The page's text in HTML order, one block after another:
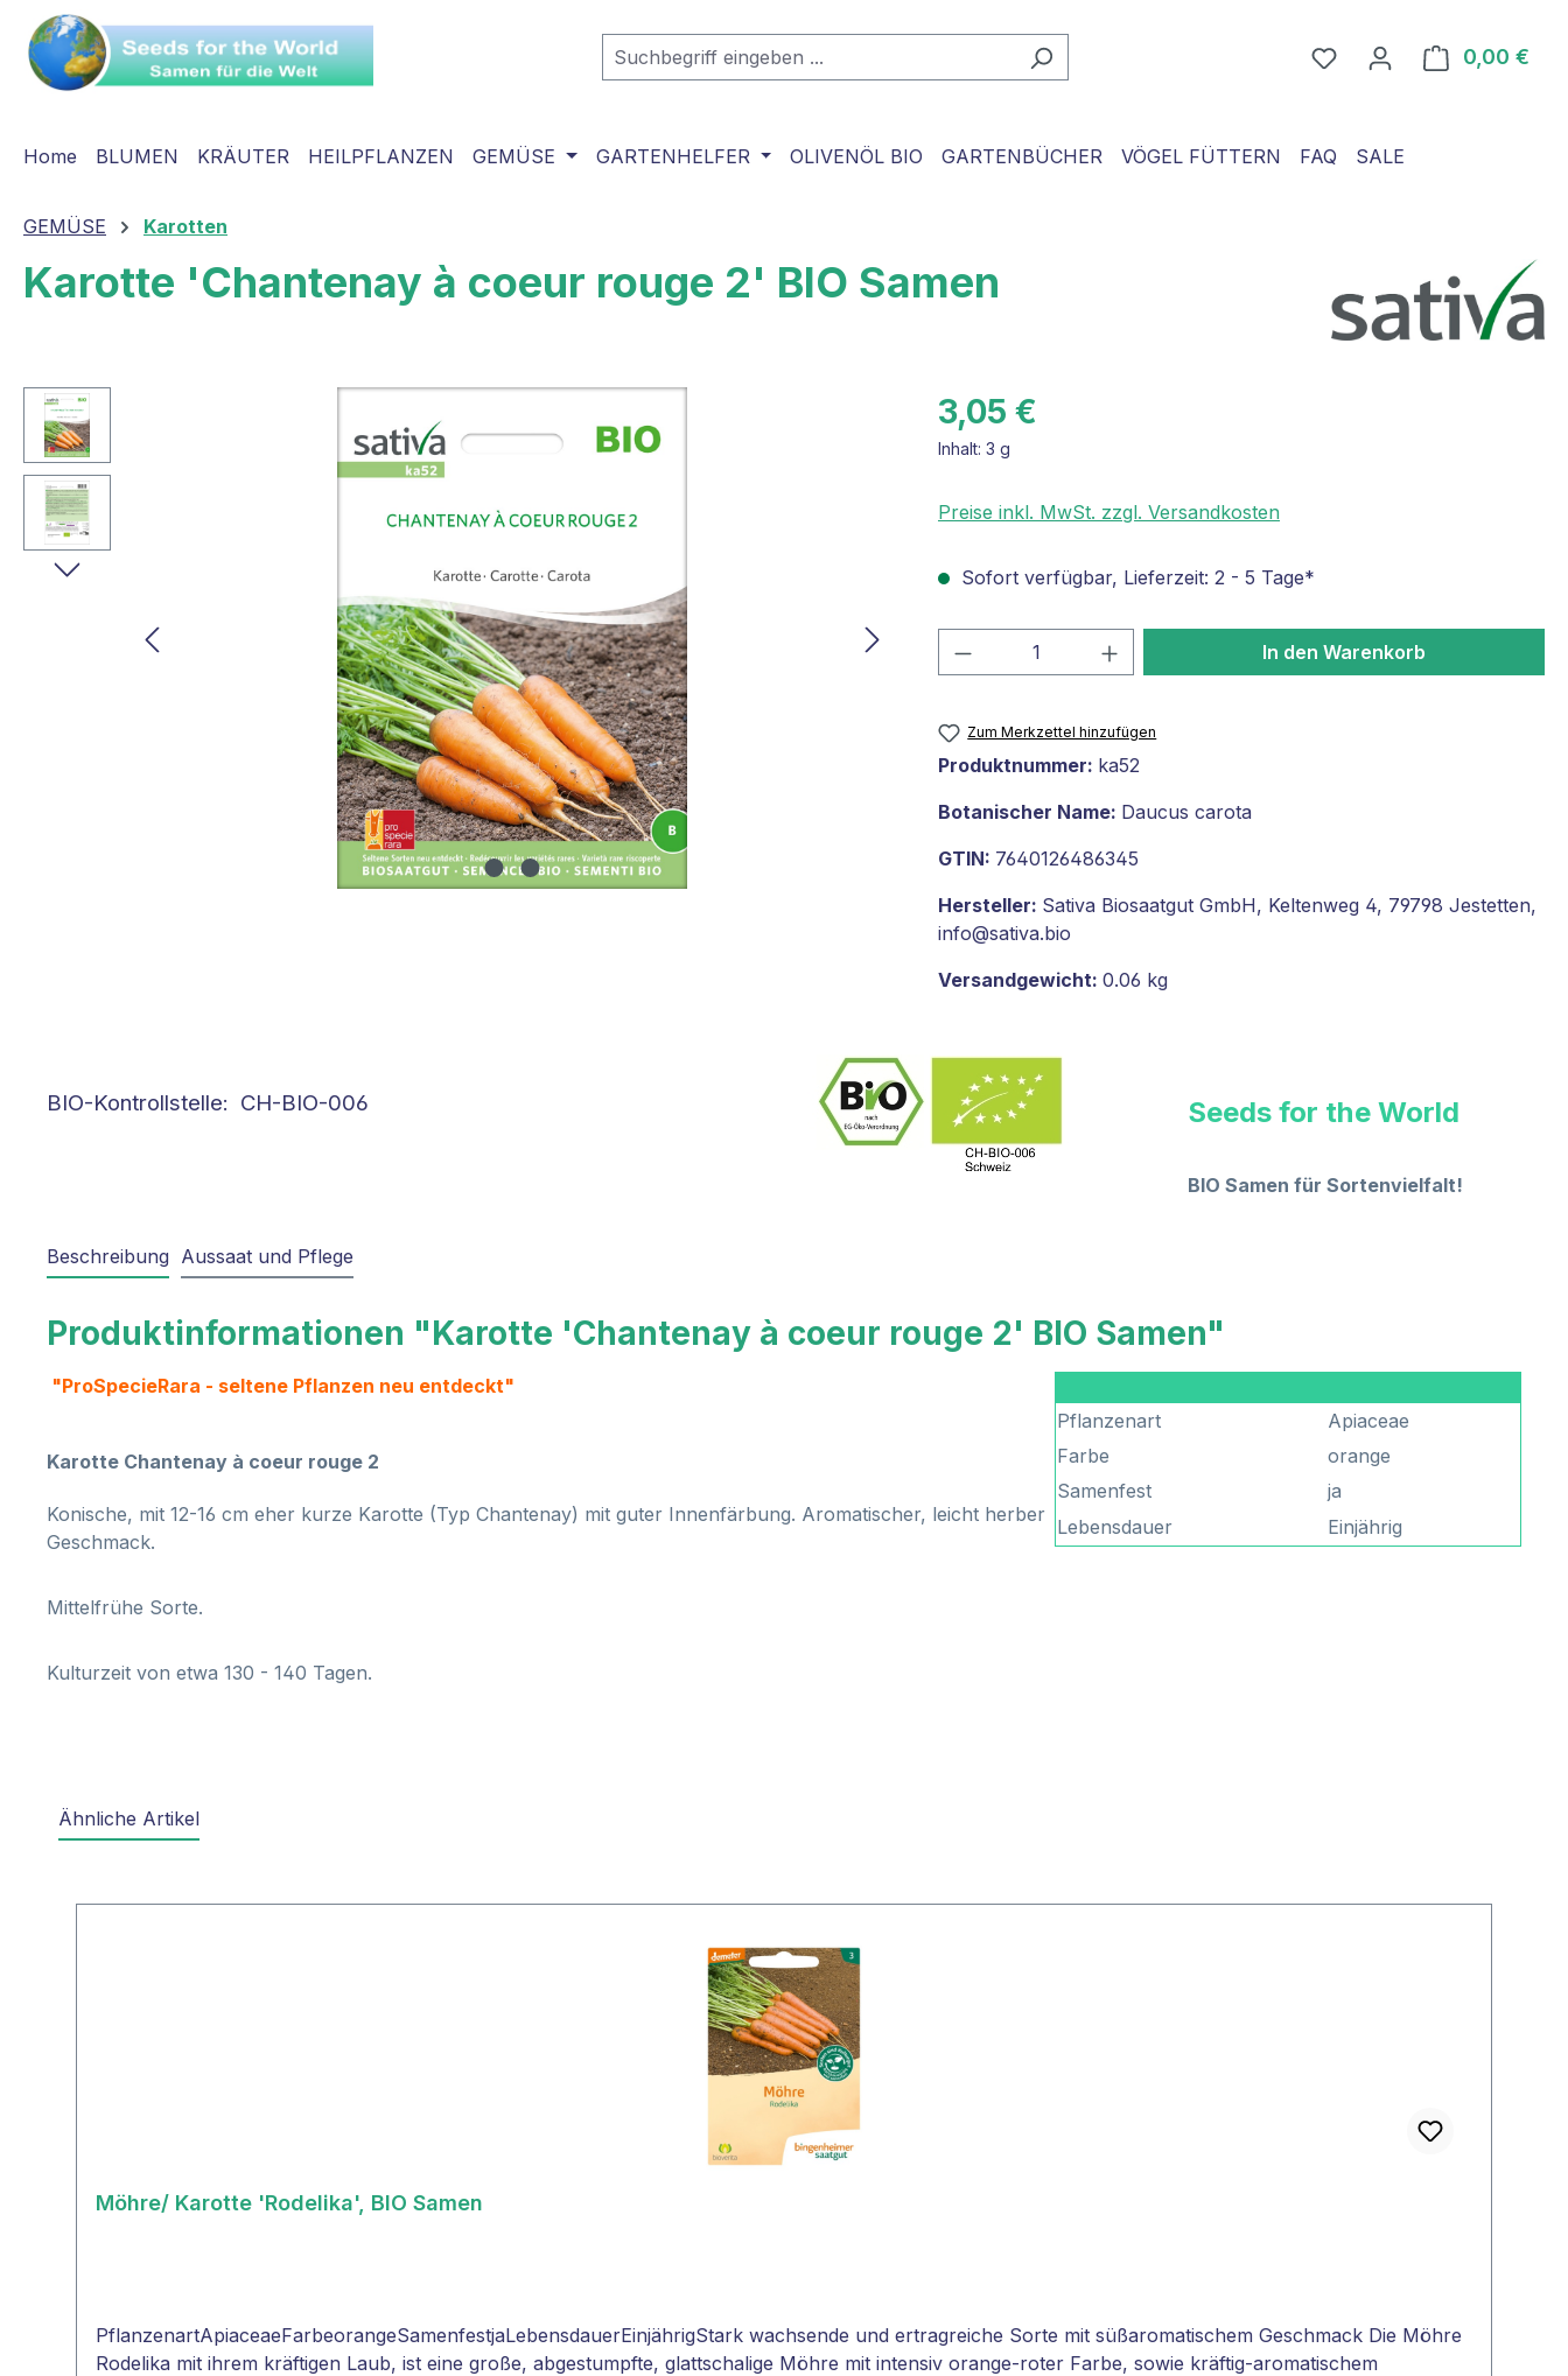
Zur Hauptnavigation springen
0,00 €
Home BLUMEN KRÄUTER HEILPFLANZEN GEMÜSE GARTENHELFER OLIVENÖL BIO GARTENBÜCHER VÖGEL FÜTTERN FAQ SALE
GEMÜSE Karotten
Karotte 'Chantenay à coeur rouge 2' BIO Samen
Bildergalerie überspringen 3,05 €
Inhalt: 3 g
Preise inkl. MwSt. zzgl. Versandkosten
Sofort verfügbar, Lieferzeit: 2 - 5 Tage*
Produkt Anzahl: Gib den gewünschten Wert
In den Warenkorb
Zum Merkzettel hinzufügen
Produktnummer: ka52
Botanischer Name: Daucus carota
GTIN: 7640126486345
Hersteller: Sativa Biosaatgut GmbH, Keltenweg 4, 79798 Jestetten,
info@sativa.bio
Versandgewicht: 0.06 kg
BIO-Kontrollstelle: CH-BIO-006 Seeds for the World
BIO Samen für Sortenvielfalt!
Beschreibung Aussaat und Pflege
Produktinformationen "Karotte 'Chantenay à coeur rouge 2' BIO Samen"
Pflanzenart
Apiaceae
Farbe
orange
Samenfest
ja
Lebensdauer
Einjährig
"ProSpecieRara - seltene Pflanzen neu entdeckt"
Karotte Chantenay à coeur rouge 2
Konische, mit 12-16 cm eher kurze Karotte (Typ Chantenay) mit guter Innenfärbung. Aromatischer, leicht herber
Geschmack.
Mittelfrühe Sorte.
Kulturzeit von etwa 130 - 140 Tagen.
Ähnliche Artikel
Möhre/ Karotte 'Rodelika', BIO Samen
PflanzenartApiaceaeFarbeorangeSamenfestjaLebensdauerEinjährigStark wachsende und ertragreiche Sorte mit süßaromatischem Geschmack Die Möhre
Rodelika mit ihrem kräftigen Laub, ist eine große, abgestumpfte, glattschalige Möhre mit intensiv orange-roter Farbe, sowie kräftig-aromatischem